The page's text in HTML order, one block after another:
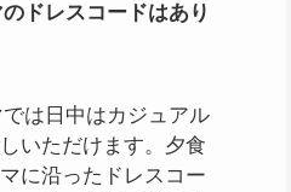
ドレスコードはあり
は日中はカジュアル
いただけます。夕食
に沿ったドレスコー